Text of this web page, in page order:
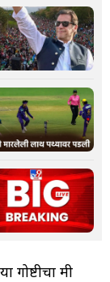
गोष्टीचा मी